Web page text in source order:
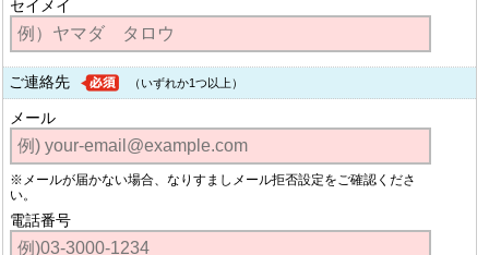
セイメイ
ご連絡先 （いずれか1つ以上）
メール
※メールが届かない場合、なりすましメール拒否設定をご確認くださ
い。
電話番号